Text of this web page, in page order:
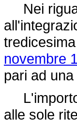
Nei
novembre
pari ad
L'importo
alle sole